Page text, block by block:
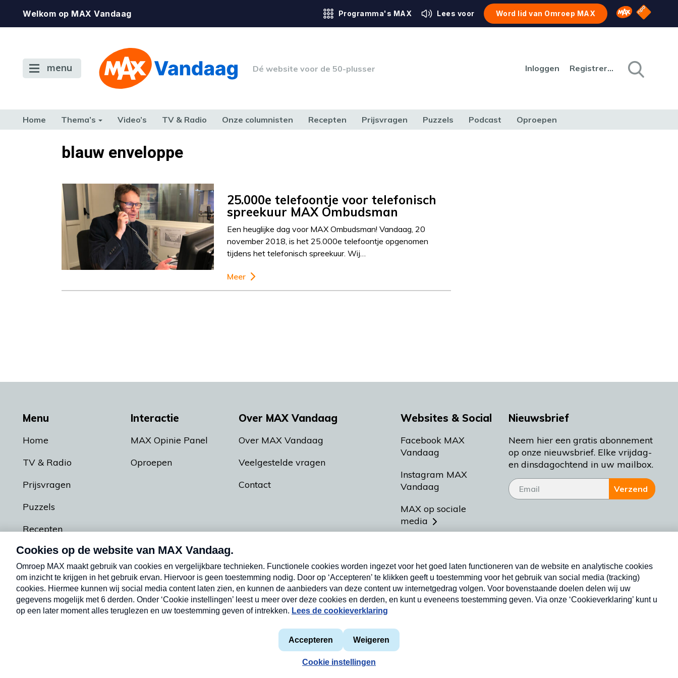
Welkom op MAX Vandaag Programma's MAX Lees voor Word lid van Omroep MAX Omroep MAX
NPO
menu Dé website voor de 50-plusser Inloggen Registreren
Home Thema’s Video’s TV & Radio Onze columnisten Recepten Prijsvragen Puzzels Podcast Oproepen
TERUG NAAR TOENblauw enveloppe
25.000e telefoontje voor telefonisch
spreekuur MAX Ombudsman
Een heuglijke dag voor MAX Ombudsman! Vandaag, 20
november 2018, is het 25.000e telefoontje opgenomen
tijdens het telefonisch spreekuur. Wij…
Meer
Menu
Home
TV & Radio
Prijsvragen
Puzzels
Recepten
Podcasts
Interactie
MAX Opinie Panel
Oproepen
Over MAX Vandaag
Over MAX Vandaag
Veelgestelde vragen
Contact
Websites & Social
Facebook MAX
Vandaag
Instagram MAX
Vandaag
MAX op sociale
media
Meldpunt Actueel
Heel Holland Bakt
Nieuwsbrief
Neem hier een gratis abonnement
op onze nieuwsbrief. Elke vrijdag-
en dinsdagochtend in uw mailbox.
Verzend
Privacyverklaring
Cookieverklaring
Nieuwsbrief
Neem hier een gratis abonnement op onze